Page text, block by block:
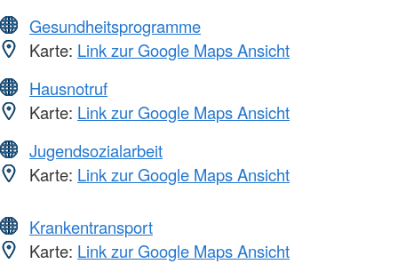
Gesundheitsprogramme
Karte: Link zur Google Maps Ansicht
Hausnotruf
Karte: Link zur Google Maps Ansicht
Jugendsozialarbeit
Karte: Link zur Google Maps Ansicht
Krankentransport
Karte: Link zur Google Maps Ansicht